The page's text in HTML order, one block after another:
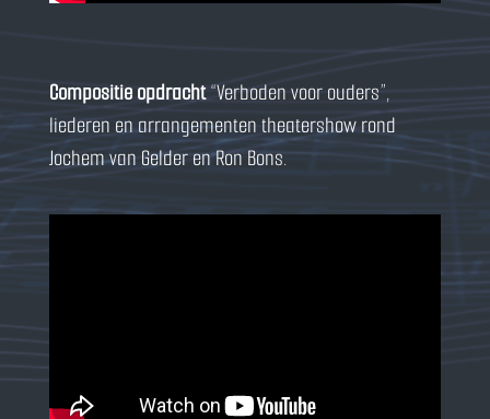
Compositie opdracht“Verboden voor ouders”,
liederen en arrangementen theatershow rond
Jochem van Gelder en Ron Bons.